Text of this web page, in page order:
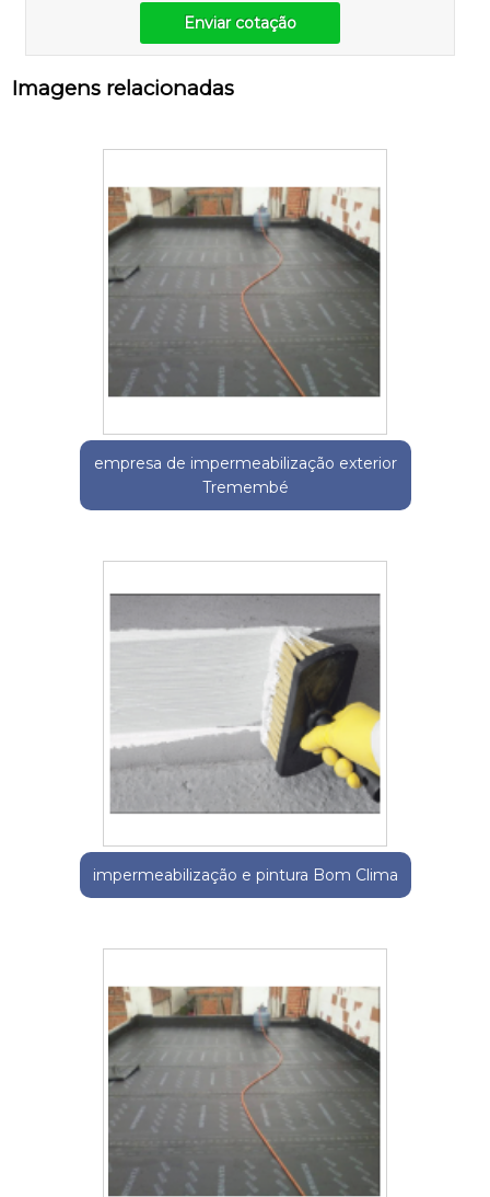
Enviar cotação
Imagens relacionadas
empresa de impermeabilização exterior
Tremembé
impermeabilização e pintura Bom Clima